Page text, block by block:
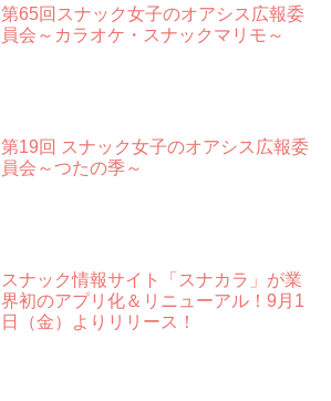
第65回スナック女子のオアシス広報委
員会～カラオケ・スナックマリモ～
第19回 スナック女子のオアシス広報委
員会～つたの季～
スナック情報サイト「スナカラ」が業
界初のアプリ化＆リニューアル！9月1
日（金）よりリリース！